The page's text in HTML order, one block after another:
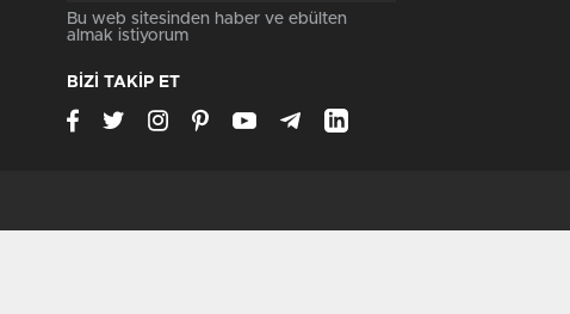
Bu web sitesinden haber ve ebülten
almak istiyorum
BİZİ TAKİP ET